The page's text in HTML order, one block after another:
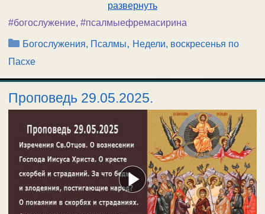
развернуть
#богослужение, #псалмыефремасирина
Рубрики
Богослужения, Псалмы, Недели, воскресенья по
Пасхе
Проповедь 29.05.2025.